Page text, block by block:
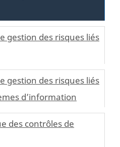
gestion des risques liés
gestion des risques liés
d’information
des contrôles de